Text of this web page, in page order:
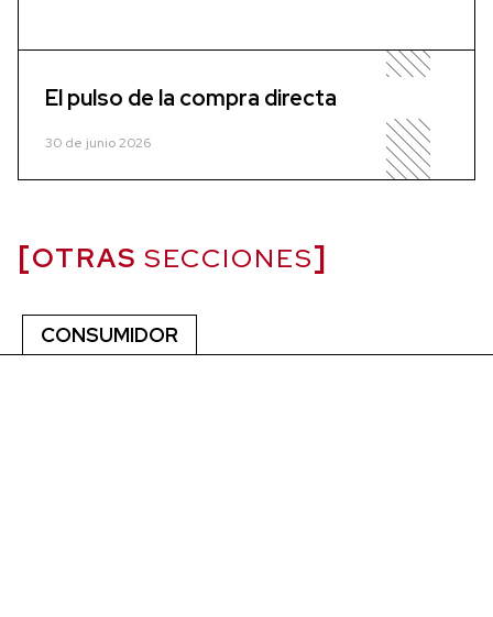
El pulso de la compra directa
30 de junio 2026
OTRAS SECCIONES
CONSUMIDOR